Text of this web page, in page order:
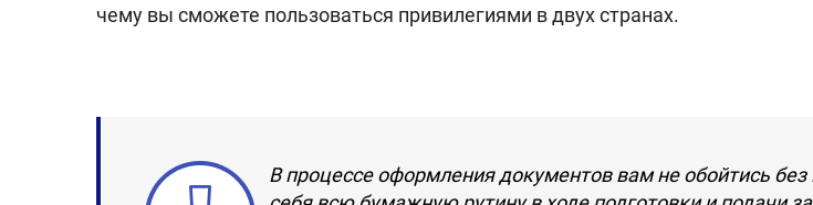
чему вы сможете пользоваться привилегиями в двух странах.
В процессе оформления документов вам не обойтись